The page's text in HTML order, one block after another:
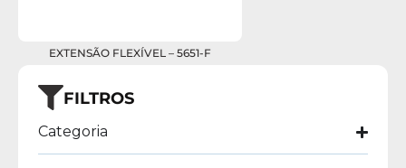
FILTROS
Categoria
EXTENSÃO FLEXÍVEL – 5651-F